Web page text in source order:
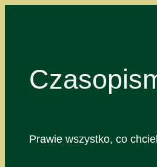
Prawie wszystko, co